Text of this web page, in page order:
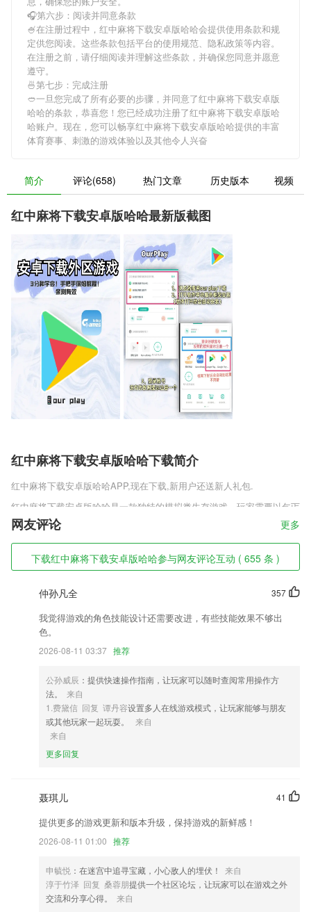
🎧第六步：阅读并同意条款
🍧在注册过程中， 红中麻将下载安卓版哈哈会提供使用条款和规
定供您阅读。这些条款包括平台的使用规范、隐私政策等内容。
在注册之前，请仔细阅读并理解这些条款，并确保您同意并愿意
遵守。
🍜第七步：完成注册
🥙一旦您完成了所有必要的步骤，并同意了红中麻将下载安卓版
哈哈的条款，恭喜您！您已经成功注册了红中麻将下载安卓版哈
哈账户。现在，您可以畅享红中麻将下载安卓版哈哈提供的丰富
体育赛事、刺激的游戏体验以及其他令人兴奋
简介 评论(658) 热门文章 历史版本 视频
红中麻将下载安卓版哈哈最新版截图
红中麻将下载安卓版哈哈下载简介
红中麻将下载安卓版哈哈APP,现在下载,新用户还送新人礼包.
红中麻将下载安卓版哈哈是一款独特的模拟类生存游戏，玩家需要以乞丐
的身份在游戏中进行模拟，世界上到处都有乞丐，他们无家可归，只能靠
到处乞讨为生，但是经常会冷眼和拒绝，所以掌握足够的演技才能够博取
对方的同情心，否则就只能饿肚子了，所以说乞丐也不是好当的。
红中麻将下载安卓版哈哈软件特色
1,快速的发展照明事业，给2265照明工作的带来更多的便利。
2,网站、论坛、博客、微博、微信等多方信息，多方监测，数表统计，一
览无余；
3,免费查询,提前预订,一键导航位址;
式、背景颜色等，更舒适阅读。
5,组织者可使用轻松建立各种群组,如班级群组、单位群组等等组织者可
通过群组向组员发布作业、考试,并监视组员的学习情况
6,所有问诊、医生开的药方都有记录，可以随时查看；
红中麻将下载安卓版哈哈软件优势
2.计算过程将加深你的记忆力,2265以动画的形式展现在你面前,每一天都
4.组合朗读：随意组合想要听的内容，方便听读。
5.面向全的艺术生报名考试，提供的服务很专业；
网友评论 更多
下载红中麻将下载安卓版哈哈参与网友评论互动 ( 655 条 )
357
仲孙凡全
我觉得游戏的角色技能设计还需要改进，有些技能效果不够出
色。
2026-08-11 03:37 推荐
公孙威辰 ：提供快速操作指南，让玩家可以随时查阅常用操作方
法。
来自
1.费黛信 回复 谭丹容设置多人在线游戏模式，让玩家能够与朋友
或其他玩家一起玩耍。
来自
来自
更多回复
41
聂琪儿
提供更多的游戏更新和版本升级，保持游戏的新鲜感！
2026-08-11 01:00 推荐
申毓悦 ：在迷宫中追寻宝藏，小心敌人的埋伏！
来自
淳于竹泽 回复 桑蓉朋提供一个社区论坛，让玩家可以在游戏之外
交流和分享心得。
来自